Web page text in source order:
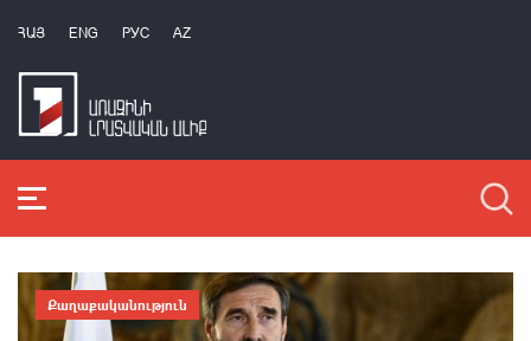
ՀԱՅ ENG РУС AZ
Քաղաքականություն